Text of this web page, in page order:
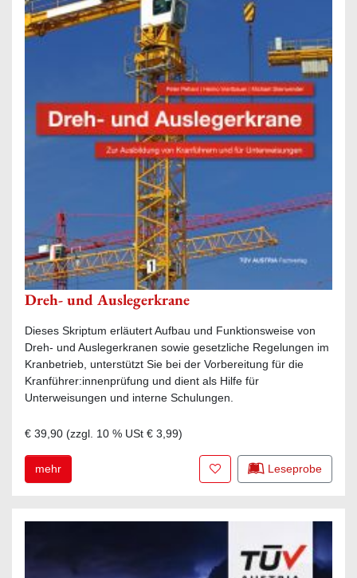
Dreh- und Auslegerkrane
Dieses Skriptum erläutert Aufbau und Funktionsweise von
Dreh- und Auslegerkranen sowie gesetzliche Regelungen im
Kranbetrieb, unterstützt Sie bei der Vorbereitung für die
Kranführer:innenprüfung und dient als Hilfe für
Unterweisungen und interne Schulungen.
€ 39,90 (zzgl. 10 % USt € 3,99)
mehr Zur Merkliste hinzufügen
Leseprobe